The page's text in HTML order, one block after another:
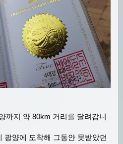
까지 약 80km 거리를 달려갑니
광양에 도착해 그동안 못받았던